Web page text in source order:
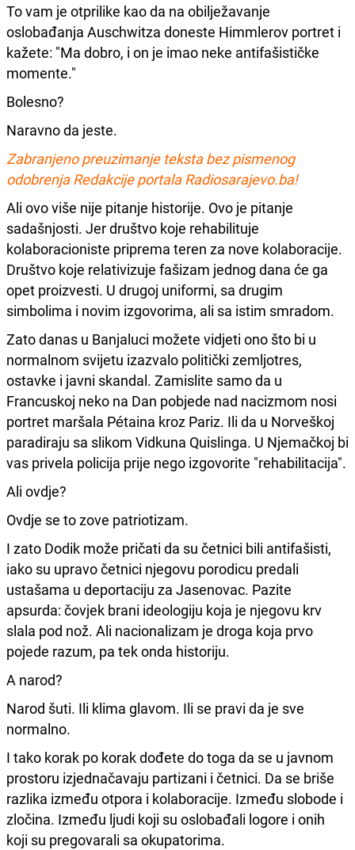
To vam je otprilike kao da na obilježavanje
oslobađanja Auschwitza doneste Himmlerov portret i
kažete: "Ma dobro, i on je imao neke antifašističke
momente."
Bolesno?
Naravno da jeste.
Zabranjeno preuzimanje teksta bez pismenog
odobrenja Redakcije portala Radiosarajevo.ba!
Ali ovo više nije pitanje historije. Ovo je pitanje
sadašnjosti. Jer društvo koje rehabilituje
kolaboracioniste priprema teren za nove kolaboracije.
Društvo koje relativizuje fašizam jednog dana će ga
opet proizvesti. U drugoj uniformi, sa drugim
simbolima i novim izgovorima, ali sa istim smradom.
Zato danas u Banjaluci možete vidjeti ono što bi u
normalnom svijetu izazvalo politički zemljotres,
ostavke i javni skandal. Zamislite samo da u
Francuskoj neko na Dan pobjede nad nacizmom nosi
portret maršala Pétaina kroz Pariz. Ili da u Norveškoj
paradiraju sa slikom Vidkuna Quislinga. U Njemačkoj bi
vas privela policija prije nego izgovorite "rehabilitacija".
Ali ovdje?
Ovdje se to zove patriotizam.
I zato Dodik može pričati da su četnici bili antifašisti,
iako su upravo četnici njegovu porodicu predali
ustašama u deportaciju za Jasenovac. Pazite
apsurda: čovjek brani ideologiju koja je njegovu krv
slala pod nož. Ali nacionalizam je droga koja prvo
pojede razum, pa tek onda historiju.
A narod?
Narod šuti. Ili klima glavom. Ili se pravi da je sve
normalno.
I tako korak po korak dođete do toga da se u javnom
prostoru izjednačavaju partizani i četnici. Da se briše
razlika između otpora i kolaboracije. Između slobode i
zločina. Između ljudi koji su oslobađali logore i onih
koji su pregovarali sa okupatorima.